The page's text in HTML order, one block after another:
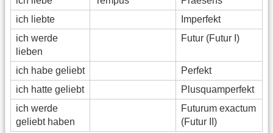
ich liebte
Imperfekt
ich werde
lieben
Futur (Futur I)
ich habe geliebt
Perfekt
ich hatte geliebt
Plusquamperfekt
ich werde
geliebt haben
Futurum exactum
(Futur II)